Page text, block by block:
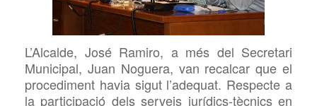
L’Alcalde, José Ramiro, a més del Secretari
Municipal, Juan Noguera, van recalcar que el
procediment havia sigut l’adequat. Respecte a
la participació dels serveis jurídics-tècnics en